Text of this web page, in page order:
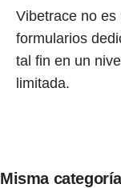
Vibetrace no
formularios
tal fin en un
limitada.
Misma categoría